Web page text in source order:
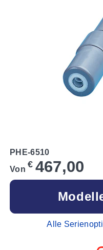
PHE-6510
Von € 467,00
Alle